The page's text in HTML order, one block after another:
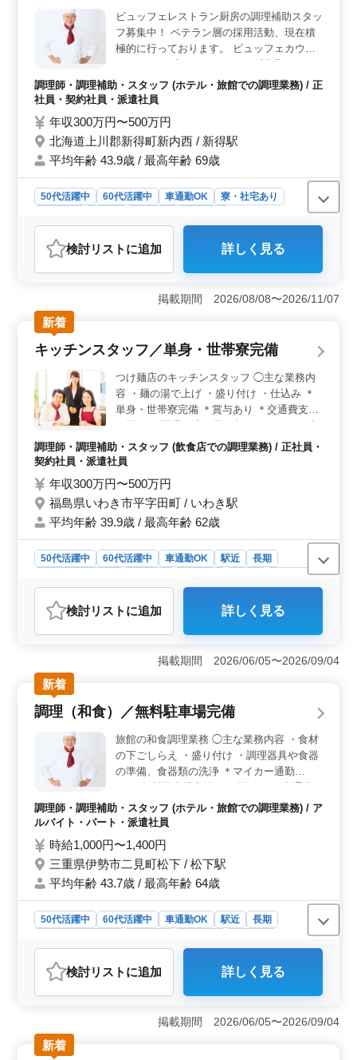
ます。交通費は実費支給（上限なし）で、通勤の負担が
軽減されます。車通勤が可能なため、公共交通機関の運
行時間を気にせず通勤できる点がメリットです。 ＜
経験者歓迎の環境＞ 調理師資格を持つ方は条件面で優
遇されます。60代のベテランスタッフも活躍しており、
これまでの経験を活かして働くことができます。
ビュッフェレストラン厨房の調理補助スタッ
フ募集中！ ベテラン層の採用活動、現在積
極的に行っております。 ビュッフェカウン
いただきます。 ◯主な業務内容 ・調理 ・盛
り付け ・仕込み ・食器洗浄、清掃 ・厨房業
場もあり、毎日の通勤ストレスも少なく済み
ます。 現在50歳以上のベテラン料理人も活
躍中。 今までの経験を活かして、厨房で活
躍してみませんか？
調理師・調理補助・スタッフ (ホテル・旅館での調理業務) / 正
社員・契約社員・派遣社員
年収300万円〜500万円
北海道上川郡新得町新内西 / 新得駅
平均年齢 43.9歳 / 最高年齢 69歳
50代活躍中 60代活躍中 車通勤OK
寮・社宅あり
おすすめポイント
＜ベテランの経験を活かせる職場＞ この求人は中高年
のベテラン料理人も活躍しており、調理経験が1年以上あ
れば応募可能です。ビュッフェレストランのオープンキ
ッチンで調理、盛り付け、仕込み、食器洗浄、清掃な
ど、調理全般の補助業務を担当します。これまでの経験
を活かし、ダイナミックな環境で活躍できるチャンスで
す。 ＜安定した収入と安心の福利厚生＞ 年収300万
円から500万円と、安定した収入が期待できます。福利厚
生として雇用・労災・健康・厚生年金に加入できるた
め、長期的に安心して働けます。通勤手当も実費支給さ
れ、通勤費用の心配も不要です。しっかりとした給与体
制が整っています。 ＜働きやすい環境と充実の住環
境＞ 北海道上川郡新得町に位置し、新得駅からアクセ
スできます。マイカー通勤が可能で、無料駐車場も完備
されているため、通勤のストレスが少なく済みます。単
身用の宿舎も完備されており、住まいの心配もありませ
ん。週休二日制のシフト勤務で、仕事とプライベートの
の間で8時間程度、休憩時間も60分しっかり確保されてい
ます。
検討リスト に追加 詳しく見る
掲載期間 2026/08/08〜2026/11/07
新着
キッチンスタッフ／単身・世帯寮完備
つけ麺店のキッチンスタッフ ◯主な業務内
容 ・麺の湯で上げ ・盛り付け ・仕込み ＊
単身・世帯寮完備 ＊賞与あり ＊交通費支給
を発揮してください！
調理師・調理補助・スタッフ (飲食店での調理業務) / 正社員・
契約社員・派遣社員
年収300万円〜500万円
福島県いわき市平字田町 / いわき駅
平均年齢 39.9歳 / 最高年齢 62歳
50代活躍中 60代活躍中 車通勤OK 駅近
長期
契約社員
調理師・調理補助・スタッフ
おすすめポイント
＜駅近で通いやすい環境＞ いわき駅から徒歩圏内でア
クセスしやすく、車通勤も可能なため通勤方法を選べま
す。賞与や社会保険などの待遇も整っており、安定した
環境で長く働きやすい職場です。 ＜調理経験を活か
せる＞ つけ麺店のキッチンスタッフとして、麺の湯で
上げや盛り付け、仕込みなどを担当します。これまでの
調理経験を活かし、技術を発揮しながら即戦力として活
躍できます。 ＜安心の待遇＞ 交通費支給に加え、
単身・世帯用の入居住宅があり、家賃補助もあるため生
活面を支える制度が整っています。福利厚生も充実して
おり、安心して長く働ける環境です。
検討リスト に追加 詳しく見る
掲載期間 2026/06/05〜2026/09/04
新着
調理（和食）／無料駐車場完備
旅館の和食調理業務 ◯主な業務内容 ・食材
の下ごしらえ ・盛り付け ・調理器具や食器
の準備、食器類の洗浄 ＊マイカー通勤
OK（無料駐車場完備） ＊駅チカ ＊交通費
支給 和食調理に長けた人材を募集します。
長年の経験をぜひ厨房で発揮してみません
調理師・調理補助・スタッフ (ホテル・旅館での調理業務) / ア
ルバイト・パート・派遣社員
時給1,000円〜1,400円
三重県伊勢市二見町松下 / 松下駅
平均年齢 43.7歳 / 最高年齢 64歳
50代活躍中 60代活躍中 車通勤OK 駅近
長期
調理師・調理補助・スタッフ
おすすめポイント
＜働きやすい勤務環境＞ 残業なしで予定を立てやす
く、仕事と生活のバランスを保ちながら勤務できます。
週3日から働けるため、自分の生活スタイルに合わせやす
く、長期的に続けやすい環境です。 ＜調理経験を活
検討リスト に追加 詳しく見る
掲載期間 2026/06/05〜2026/09/04
新着